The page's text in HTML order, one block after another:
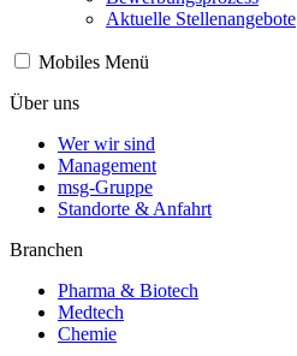
Aktuelle Stellenangebote
Mobiles Menü
Über uns
Wer wir sind
Management
msg-Gruppe
Standorte & Anfahrt
Branchen
Pharma & Biotech
Medtech
Chemie